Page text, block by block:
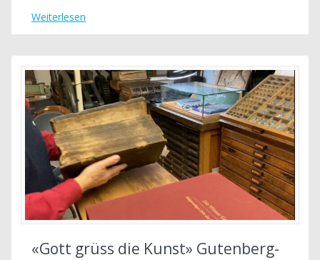
Weiterlesen
«Gott grüss die Kunst» Gutenberg-